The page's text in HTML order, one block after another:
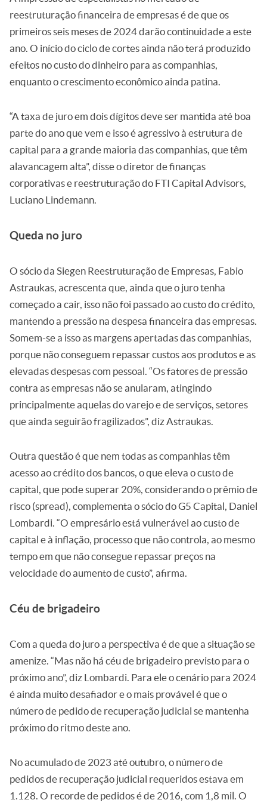
reestruturação financeira de empresas é de que os
primeiros seis meses de 2024 darão continuidade a este
ano. O início do ciclo de cortes ainda não terá produzido
efeitos no custo do dinheiro para as companhias,
enquanto o crescimento econômico ainda patina.
“A taxa de juro em dois dígitos deve ser mantida até boa
parte do ano que vem e isso é agressivo à estrutura de
capital para a grande maioria das companhias, que têm
alavancagem alta”, disse o diretor de finanças
corporativas e reestruturação do FTI Capital Advisors,
Luciano Lindemann.
Queda no juro
O sócio da Siegen Reestruturação de Empresas, Fabio
Astraukas, acrescenta que, ainda que o juro tenha
começado a cair, isso não foi passado ao custo do crédito,
mantendo a pressão na despesa financeira das empresas.
Somem-se a isso as margens apertadas das companhias,
porque não conseguem repassar custos aos produtos e as
elevadas despesas com pessoal. “Os fatores de pressão
contra as empresas não se anularam, atingindo
principalmente aquelas do varejo e de serviços, setores
que ainda seguirão fragilizados”, diz Astraukas.
Outra questão é que nem todas as companhias têm
acesso ao crédito dos bancos, o que eleva o custo de
capital, que pode superar 20%, considerando o prêmio de
risco (spread), complementa o sócio do G5 Capital, Daniel
Lombardi. “O empresário está vulnerável ao custo de
capital e à inflação, processo que não controla, ao mesmo
tempo em que não consegue repassar preços na
velocidade do aumento de custo”, afirma.
Céu de brigadeiro
Com a queda do juro a perspectiva é de que a situação se
amenize. “Mas não há céu de brigadeiro previsto para o
próximo ano”, diz Lombardi. Para ele o cenário para 2024
é ainda muito desafiador e o mais provável é que o
número de pedido de recuperação judicial se mantenha
próximo do ritmo deste ano.
No acumulado de 2023 até outubro, o número de
pedidos de recuperação judicial requeridos estava em
1.128. O recorde de pedidos é de 2016, com 1,8 mil. O